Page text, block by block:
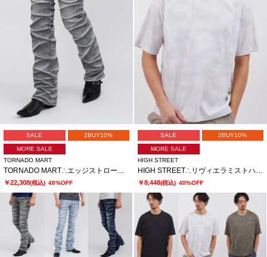
SALE 2BUY10%
MORE SALE
TORNADO MART
TORNADO MART∴エッジストロークシューカットデニム
￥22,308(税込) 40%OFF
SALE 2BUY10%
MORE SALE
HIGH STREET
HIGH STREET∴リヴィエラミストハンソデBigクルーネック
￥8,448(税込) 40%OFF